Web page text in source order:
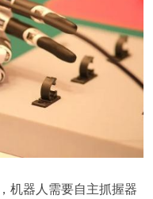
机器人需要自主抓握器